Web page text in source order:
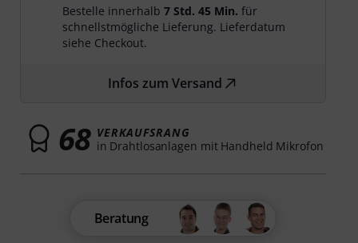
Bestelle innerhalb7 Std. 45 Min. für
schnellstmögliche Lieferung. Lieferdatum
siehe Checkout.
Infos zum Versand
68 VERKAUFSRANG
in Drahtlosanlagen mit Handheld Mikrofon
Beratung